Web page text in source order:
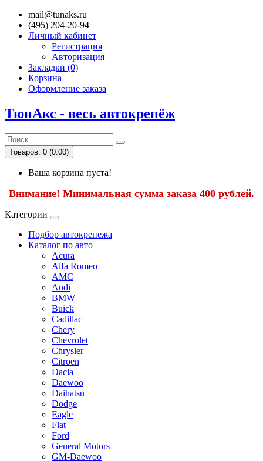
mail@tunaks.ru
(495) 204-20-94
Личный кабинет
Регистрация
Авторизация
Закладки (0)
Корзина
Оформление заказа
ТюнАкс - весь автокрепёж
Товаров: 0 (0.00)
Ваша корзина пуста!
Внимание! Минимальная сумма заказа 400 рублей.
Категории
Подбор автокрепежа
Каталог по авто
Acura
Alfa Romeo
AMC
Audi
BMW
Buick
Cadillac
Chery
Chevrolet
Chrysler
Citroen
Dacia
Daewoo
Daihatsu
Dodge
Eagle
Fiat
Ford
General Motors
GM-Daewoo